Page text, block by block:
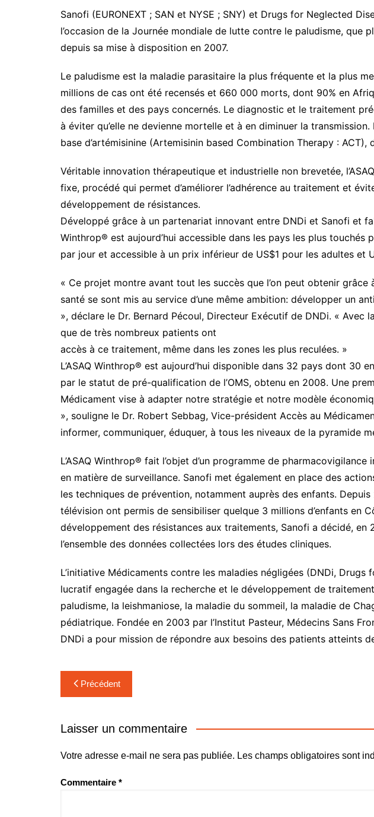
Nos Vidéos
Maquis Pluriel
WakaTV
Point de vue
Sports
Sanofi (EURONEXT ; SAN et NYSE ; SNY) et Drugs for Neglected
l’occasion de la Journée mondiale de lutte contre le paludisme,
depuis sa mise à disposition en 2007.
Le paludisme est la maladie parasitaire la plus fréquente et la plus
millions de cas ont été recensés et 660 000 morts, dont 90% en
des familles et des pays concernés. Le diagnostic et le traitement
à éviter qu’elle ne devienne mortelle et à en diminuer la
base d’artémisinine (Artemisinin based Combination Therapy :
Véritable innovation thérapeutique et industrielle non brevetée,
fixe, procédé qui permet d’améliorer l’adhérence au traitement et
développement de résistances.
Développé grâce à un partenariat innovant entre DNDi et Sanofi et
Winthrop® est aujourd’hui accessible dans les pays les plus touchés
par jour et accessible à un prix inférieur de US$1 pour les adultes
« Ce projet montre avant tout les succès que l’on peut obtenir
santé se sont mis au service d’une même ambition: développer un
», déclare le Dr. Bernard Pécoul, Directeur Exécutif de DNDi. « Avec
que de très nombreux patients ont
accès à ce traitement, même dans les zones les plus reculées. »
L’ASAQ Winthrop® est aujourd’hui disponible dans 32 pays dont
par le statut de pré-qualification de l’OMS, obtenu en 2008. Une
Médicament vise à adapter notre stratégie et notre modèle
», souligne le Dr. Robert Sebbag, Vice-président Accès au
informer, communiquer, éduquer, à tous les niveaux de la pyramide
L’ASAQ Winthrop® fait l’objet d’un programme de
en matière de surveillance. Sanofi met également en place des
les techniques de prévention, notamment auprès des enfants.
télévision ont permis de sensibiliser quelque 3 millions d’enfants en
développement des résistances aux traitements, Sanofi a décidé,
l’ensemble des données collectées lors des études cliniques.
L’initiative Médicaments contre les maladies négligées (DNDi,
lucratif engagée dans la recherche et le développement de
paludisme, la leishmaniose, la maladie du sommeil, la maladie de
pédiatrique. Fondée en 2003 par l’Institut Pasteur, Médecins Sans
DNDi a pour mission de répondre aux besoins des patients atteints
Navigation
de
l’article
Précédent
Laisser un commentaire
Votre adresse e-mail ne sera pas publiée. Les champs obligatoires sont
Commentaire *